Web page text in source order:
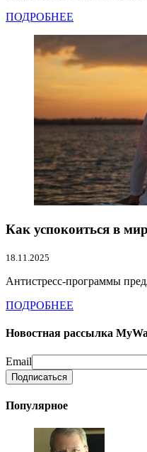
ПОДРОБНЕЕ
Как успокоиться в
18.11.2025
Антистресс-программы
ПОДРОБНЕЕ
Новостная рассылка
Email
Популярное